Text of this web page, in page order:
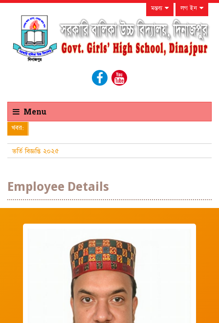
মন্তব্য লগ ইন
Menu
খবর:
ভর্তি বিজ্ঞপ্তি ২০২৫
Employee Details